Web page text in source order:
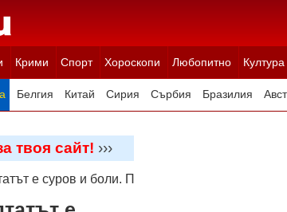
Крими Спорт Хороскопи Любопитно Култура
Белгия Китай Сирия Сърбия Бразилия
твоя сайт! ›››
е суров и боли. Посланието на